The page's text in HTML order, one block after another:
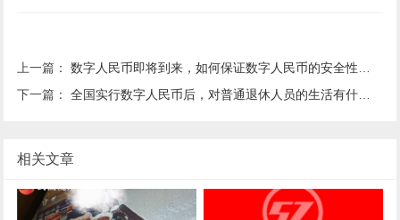
上一篇：数字人民币即将到来，如何保证数字人民币的安全性？ 和支付宝有什么区别？
下一篇：全国实行数字人民币后，对普通退休人员的生活有什么影响？
相关文章